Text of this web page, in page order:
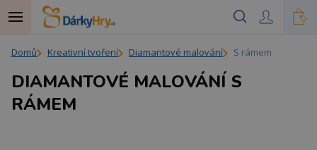
Domů Kreativní tvoření Diamantové malování S rámem
DIAMANTOVÉ MALOVÁNÍ S
RÁMEM